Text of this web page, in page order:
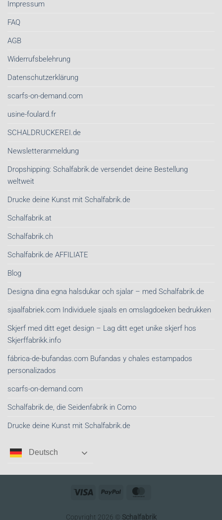
Impressum
FAQ
AGB
Widerrufsbelehrung
Datenschutzerklärung
scarfs-on-demand.com
usine-foulard.fr
SCHALDRUCKEREI.de
Newsletteranmeldung
Dropshipping: Schalfabrik.de versendet deine Bestellung
weltweit
Drucke deine Kunst mit Schalfabrik.de
Schalfabrik.at
Schalfabrik.ch
Schalfabrik.de AFFILIATE
Blog
Designa dina egna halsdukar och sjalar – med Schalfabrik.de
sjaalfabriek.com Individuele sjaals en omslagdoeken bedrukken
Skjerf med ditt eget design – Lag ditt eget unike skjerf hos
Skjerffabrikk.info
fábrica-de-bufandas.com Bufandas y chales estampados
personalizados
scarfs-on-demand.com
Schalfabrik.de, die Seidenfabrik in Como
Drucke deine Kunst mit Schalfabrik.de
Deutsch
Visa PayPal
Copyright 2026 © Schalfabrik